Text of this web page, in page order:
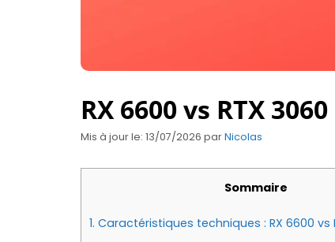
RX 6600 vs RTX
Mis à jour le: 13/07/2026 parNicolas
Sommaire
1. Caractéristiques techniques : RX 6600 vs